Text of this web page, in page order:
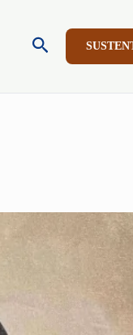
Pesquisar